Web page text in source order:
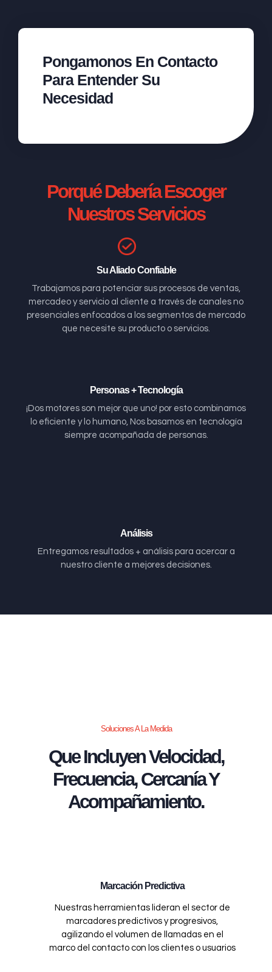
Pongamonos En Contacto
Para Entender Su
Necesidad
Porqué Debería Escoger
Nuestros Servicios
Su Aliado Confiable
Trabajamos para potenciar sus procesos de ventas,
mercadeo y servicio al cliente a través de canales no
presenciales enfocados a los segmentos de mercado
que necesite su producto o servicios.
Personas + Tecnología
¡Dos motores son mejor que uno! por esto combinamos
lo eficiente y lo humano, Nos basamos en tecnología
siempre acompañada de personas.
Análisis
Entregamos resultados + análisis para acercar a
nuestro cliente a mejores decisiones.
Soluciones A La Medida
Que Incluyen Velocidad,
Frecuencia, Cercanía Y
Acompañamiento.
Marcación Predictiva
Nuestras herramientas lideran el sector de
marcadores predictivos y progresivos,
agilizando el volumen de llamadas en el
marco del contacto con los clientes o usuarios